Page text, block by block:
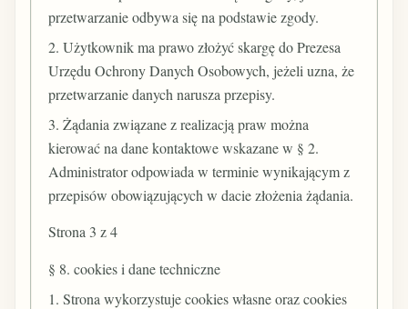
przetwarzanie odbywa się na podstawie zgody.
2. Użytkownik ma prawo złożyć skargę do Prezesa
Urzędu Ochrony Danych Osobowych, jeżeli uzna, że
przetwarzanie danych narusza przepisy.
3. Żądania związane z realizacją praw można
kierować na dane kontaktowe wskazane w § 2.
Administrator odpowiada w terminie wynikającym z
przepisów obowiązujących w dacie złożenia żądania.
Strona 3 z 4
§ 8. cookies i dane techniczne
1. Strona wykorzystuje cookies własne oraz cookies